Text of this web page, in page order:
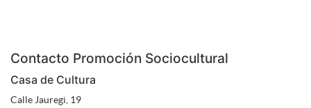
Contacto Promoción Sociocultural
Casa de Cultura
Calle Jauregi, 19